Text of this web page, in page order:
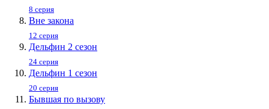
8 серия
Вне закона
12 серия
Дельфин 2 сезон
24 серия
Дельфин 1 сезон
20 серия
Бывшая по вызову